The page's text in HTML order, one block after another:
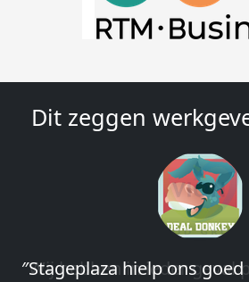
Dit zeggen
″Wij hebben in ieder geval